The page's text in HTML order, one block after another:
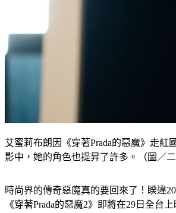
艾蜜莉布朗因《穿著Prada的惡魔》走紅
時尚界的傳奇惡魔真的要回來了！睽違